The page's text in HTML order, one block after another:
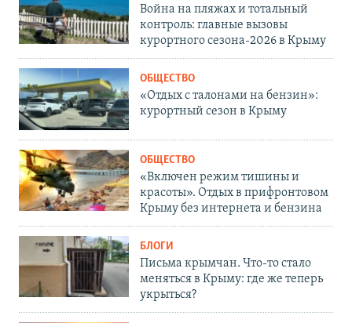
Война на пляжах и тотальный
контроль: главные вызовы
курортного сезона-2026 в Крыму
ОБЩЕСТВО
«Отдых с талонами на бензин»:
курортный сезон в Крыму
ОБЩЕСТВО
«Включен режим тишины и
красоты». Отдых в прифронтовом
Крыму без интернета и бензина
БЛОГИ
Письма крымчан. Что-то стало
меняться в Крыму: где же теперь
укрыться?